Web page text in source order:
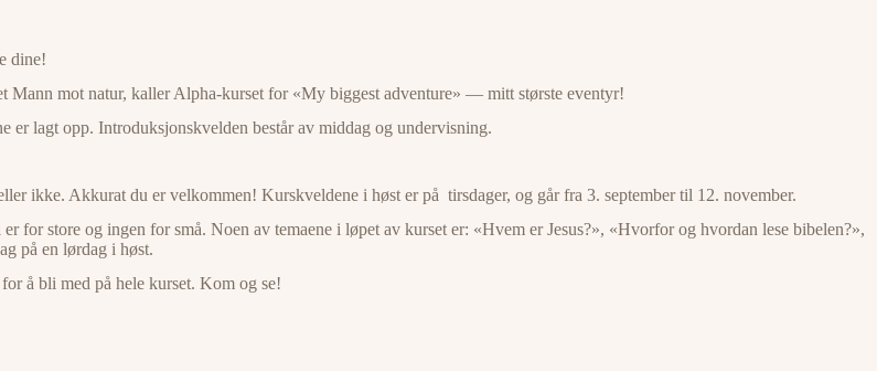
dine!
mot natur, kaller Alpha-kurset for «My biggest adventure» — mitt største eventyr!
lagt opp. Introduksjonskvelden består av middag og undervisning.
ikke. Akkurat du er velkommen! Kurskveldene i høst er på tirsdager, og går fra 3. september til 12. november.
for store og ingen for små. Noen av temaene i løpet av kurset er: «Hvem er Jesus?», «Hvorfor og hvordan lese bibelen?»,
på en lørdag i høst.
å bli med på hele kurset. Kom og se!